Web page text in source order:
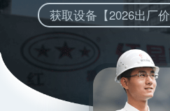
获取设备【2026出厂